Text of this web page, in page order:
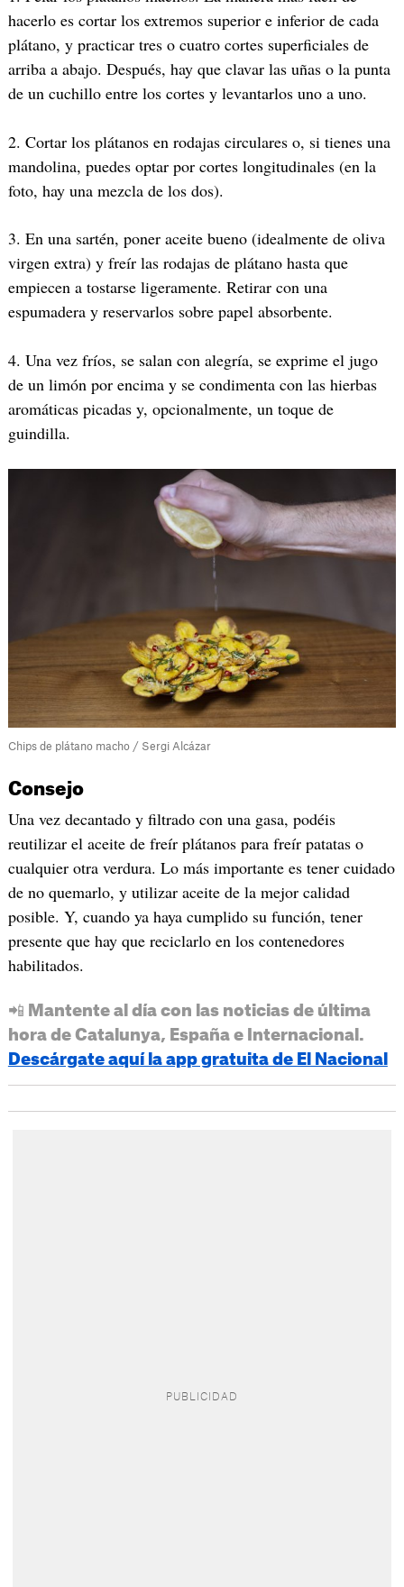
hacerlo es cortar los extremos superior e inferior de cada
plátano, y practicar tres o cuatro cortes superficiales de
arriba a abajo. Después, hay que clavar las uñas o la punta
de un cuchillo entre los cortes y levantarlos uno a uno.
2. Cortar los plátanos en rodajas circulares o, si tienes una
mandolina, puedes optar por cortes longitudinales (en la
foto, hay una mezcla de los dos).
3. En una sartén, poner aceite bueno (idealmente de oliva
virgen extra) y freír las rodajas de plátano hasta que
empiecen a tostarse ligeramente. Retirar con una
espumadera y reservarlos sobre papel absorbente.
4. Una vez fríos, se salan con alegría, se exprime el jugo
de un limón por encima y se condimenta con las hierbas
aromáticas picadas y, opcionalmente, un toque de
guindilla.
Chips de plátano macho / Sergi Alcázar
Consejo
Una vez decantado y filtrado con una gasa, podéis
reutilizar el aceite de freír plátanos para freír patatas o
cualquier otra verdura. Lo más importante es tener cuidado
de no quemarlo, y utilizar aceite de la mejor calidad
posible. Y, cuando ya haya cumplido su función, tener
presente que hay que reciclarlo en los contenedores
habilitados.
📲 Mantente al día con las noticias de última
hora de Catalunya, España e Internacional.
Descárgate aquí la app gratuita de El Nacional